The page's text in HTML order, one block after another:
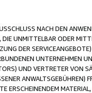
NACH DEN
UNMITTELBAR ODER
DER
UNTERNEHMEN
UND VERTRETER VON
ERSCHEINENDEM